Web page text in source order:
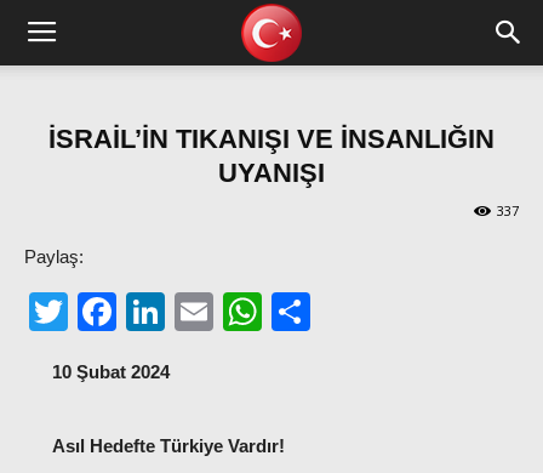
İSRAİL’İN TIKANIŞI VE İNSANLIĞIN
UYANIŞI
337
Paylaş:
TwitterFacebook
LinkedIn
EmailWhatsApp
10 Şubat 2024
Asıl Hedefte Türkiye Vardır!